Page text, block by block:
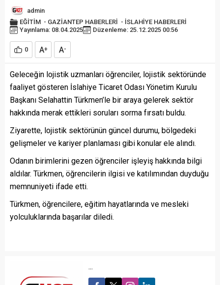
admin
EĞİTİM - GAZİANTEP HABERLERİ - İSLAHİYE HABERLERİ
Yayınlama: 08.04.2025
Düzenleme: 25.12.2025 00:56
0 A+ A-
Geleceğin lojistik uzmanları öğrenciler, lojistik sektöründe
faaliyet gösteren İslahiye Ticaret Odası Yönetim Kurulu
Başkanı Selahattin Türkmen’le bir araya gelerek sektör
hakkında merak ettikleri soruları sorma fırsatı buldu.
Ziyarette, lojistik sektörünün güncel durumu, bölgedeki
gelişmeler ve kariyer planlaması gibi konular ele alındı.
Odanın birimlerini gezen öğrenciler işleyiş hakkında bilgi
aldılar. Türkmen, öğrencilerin ilgisi ve katılımından duyduğu
memnuniyeti ifade etti.
Türkmen, öğrencilere, eğitim hayatlarında ve mesleki
yolculuklarında başarılar diledi.
...